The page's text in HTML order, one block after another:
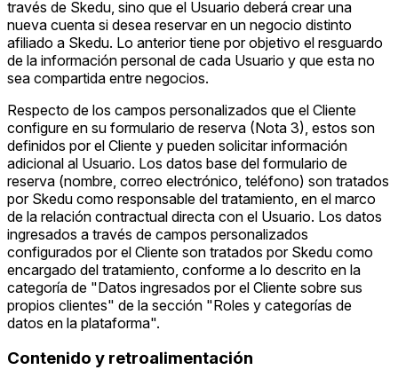
través de Skedu, sino que el Usuario deberá crear una
nueva cuenta si desea reservar en un negocio distinto
afiliado a Skedu. Lo anterior tiene por objetivo el resguardo
de la información personal de cada Usuario y que esta no
sea compartida entre negocios.
Respecto de los campos personalizados que el Cliente
configure en su formulario de reserva (Nota 3), estos son
definidos por el Cliente y pueden solicitar información
adicional al Usuario. Los datos base del formulario de
reserva (nombre, correo electrónico, teléfono) son tratados
por Skedu como responsable del tratamiento, en el marco
de la relación contractual directa con el Usuario. Los datos
ingresados a través de campos personalizados
configurados por el Cliente son tratados por Skedu como
encargado del tratamiento, conforme a lo descrito en la
categoría de "Datos ingresados por el Cliente sobre sus
propios clientes" de la sección "Roles y categorías de
datos en la plataforma".
Contenido y retroalimentación